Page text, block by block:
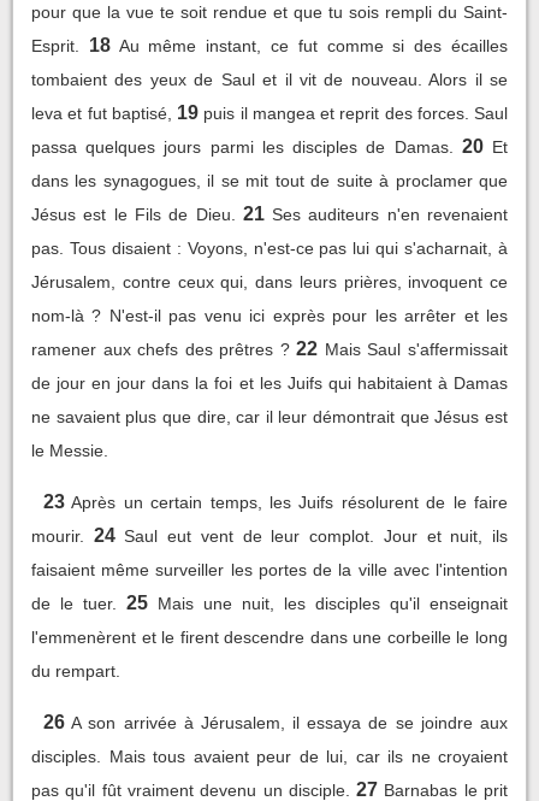
pour que la vue te soit rendue et que tu sois rempli du Saint-
Esprit.
18 Au même instant, ce fut comme si des écailles
tombaient des yeux de Saul et il vit de nouveau. Alors il se
leva et fut baptisé, 19 puis il mangea et reprit des forces. Saul
passa quelques jours parmi les disciples de Damas.
20 Et
dans les synagogues, il se mit tout de suite à proclamer que
Jésus est le Fils de Dieu.
21 Ses auditeurs n'en revenaient
pas. Tous disaient : Voyons, n'est-ce pas lui qui s'acharnait, à
Jérusalem, contre ceux qui, dans leurs prières, invoquent ce
nom-là ? N'est-il pas venu ici exprès pour les arrêter et les
ramener aux chefs des prêtres ? 22 Mais Saul s'affermissait
de jour en jour dans la foi et les Juifs qui habitaient à Damas
ne savaient plus que dire, car il leur démontrait que Jésus est
le Messie.
23 Après un certain temps, les Juifs résolurent de le faire
mourir.
24 Saul eut vent de leur complot. Jour et nuit, ils
faisaient même surveiller les portes de la ville avec l'intention
de le tuer.
25 Mais une nuit, les disciples qu'il enseignait
l'emmenèrent et le firent descendre dans une corbeille le long
du rempart.
26 A son arrivée à Jérusalem, il essaya de se joindre aux
disciples. Mais tous avaient peur de lui, car ils ne croyaient
pas qu'il fût vraiment devenu un disciple. 27 Barnabas le prit